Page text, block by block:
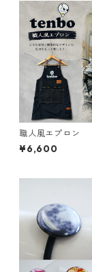
職人風エプロン
¥6,600